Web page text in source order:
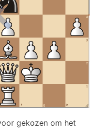
gekozen om het